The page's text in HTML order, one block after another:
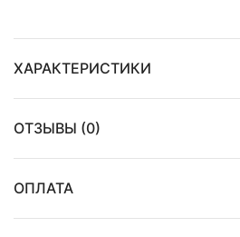
ХАРАКТЕРИСТИКИ
ОТЗЫВЫ (0)
ОПЛАТА